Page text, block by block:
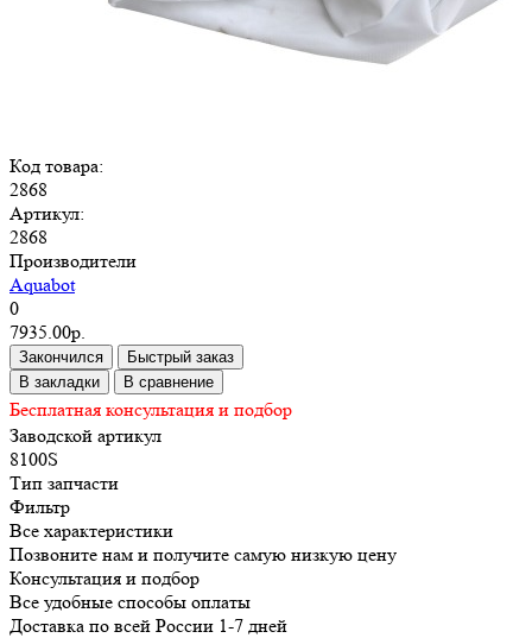
Код товара:
2868
Артикул:
2868
Производители
Aquabot
0
7935.00р.
Закончился
Быстрый заказ
В закладки
В сравнение
Бесплатная консультация и подбор
Заводской артикул
8100S
Тип запчасти
Фильтр
Все характеристики
Позвоните нам и получите самую низкую цену
Консультация и подбор
Все удобные способы оплаты
Доставка по всей России 1-7 дней